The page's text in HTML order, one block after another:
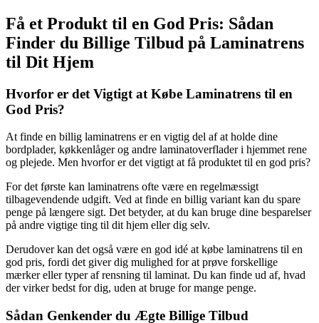
Få et Produkt til en God Pris: Sådan
Finder du Billige Tilbud på Laminatrens
til Dit Hjem
Hvorfor er det Vigtigt at Købe Laminatrens til en
God Pris?
At finde en billig laminatrens er en vigtig del af at holde dine
bordplader, køkkenlåger og andre laminatoverflader i hjemmet rene
og plejede. Men hvorfor er det vigtigt at få produktet til en god pris?
For det første kan laminatrens ofte være en regelmæssigt
tilbagevendende udgift. Ved at finde en billig variant kan du spare
penge på længere sigt. Det betyder, at du kan bruge dine besparelser
på andre vigtige ting til dit hjem eller dig selv.
Derudover kan det også være en god idé at købe laminatrens til en
god pris, fordi det giver dig mulighed for at prøve forskellige
mærker eller typer af rensning til laminat. Du kan finde ud af, hvad
der virker bedst for dig, uden at bruge for mange penge.
Sådan Genkender du Ægte Billige Tilbud